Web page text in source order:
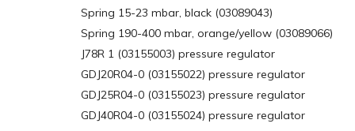
Spring 15-23 mbar, black (03089043)
Spring 190-400 mbar, orange/yellow (03089066)
J78R 1 (03155003) pressure regulator
GDJ20R04-0 (03155022) pressure regulator
GDJ25R04-0 (03155023) pressure regulator
GDJ40R04-0 (03155024) pressure regulator